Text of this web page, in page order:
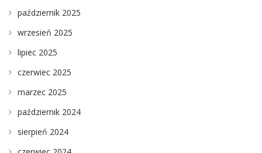
październik 2025
wrzesień 2025
lipiec 2025
czerwiec 2025
marzec 2025
październik 2024
sierpień 2024